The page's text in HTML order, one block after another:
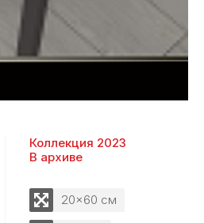
Коллекция 2023
В архиве
20x60 см